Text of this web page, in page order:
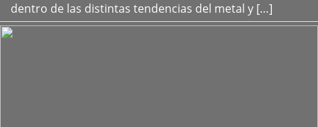
dentro de las distintas tendencias del metal y […]